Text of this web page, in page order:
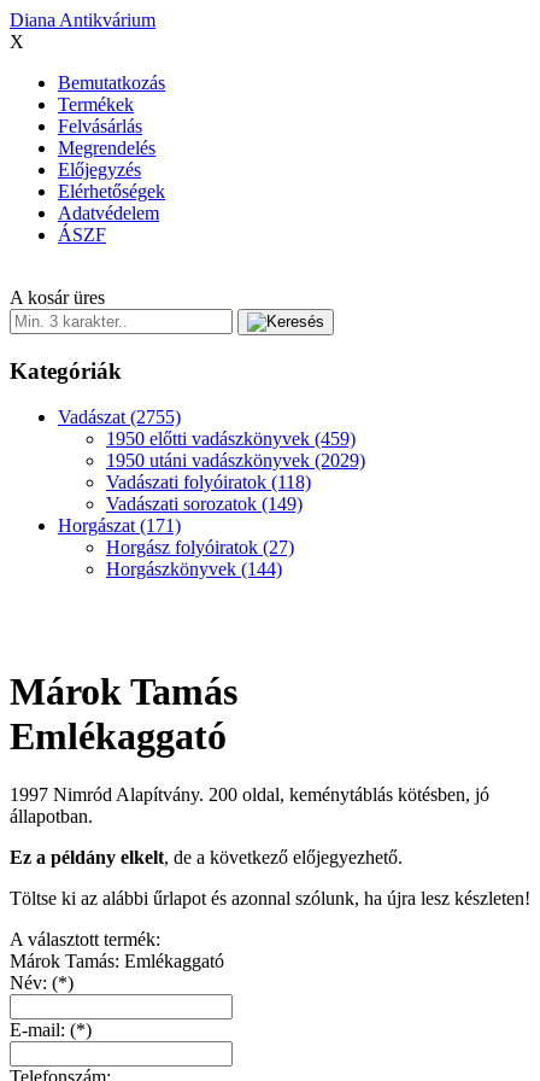
Diana Antikvárium
X
Bemutatkozás
Termékek
Felvásárlás
Megrendelés
Előjegyzés
Elérhetőségek
Adatvédelem
ÁSZF
A kosár üres
Kategóriák
Vadászat(2755)
1950 előtti vadászkönyvek (459)
1950 utáni vadászkönyvek (2029)
Vadászati folyóiratok (118)
Vadászati sorozatok (149)
Horgászat(171)
Horgász folyóiratok (27)
Horgászkönyvek (144)
Márok Tamás
Emlékaggató
1997 Nimród Alapítvány. 200 oldal, keménytáblás kötésben, jó
állapotban.
Ez a példány elkelt, de a következő előjegyezhető.
Töltse ki az alábbi űrlapot és azonnal szólunk, ha újra lesz készleten!
A választott termék:
Márok Tamás: Emlékaggató
Név: (*)
E-mail: (*)